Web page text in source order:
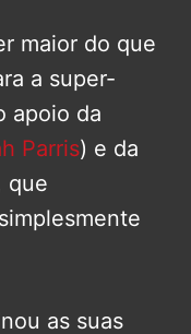
maior do que
a super-
apoio da
Parris) e da
que
as suas